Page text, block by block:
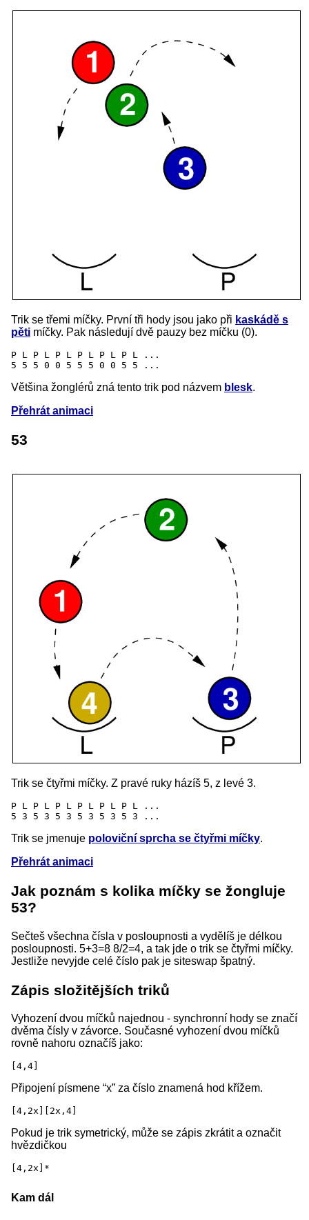
Trik se třemi míčky. První tři hody jsou jako při kaskádě s
pěti míčky. Pak následují dvě pauzy bez míčku (0).
P L P L P L P L P L P L ...
Většina žonglérů zná tento trik pod názvem blesk.
Přehrát animaci
53
Trik se čtyřmi míčky. Z pravé ruky házíš 5, z levé 3.
P L P L P L P L P L P L ...
Trik se jmenuje poloviční sprcha se čtyřmi míčky.
Přehrát animaci
Jak poznám s kolika míčky se žongluje
53?
Sečteš všechna čísla v posloupnosti a vydělíš je délkou
posloupnosti. 5+3=8 8/2=4, a tak jde o trik se čtyřmi míčky.
Jestliže nevyjde celé číslo pak je siteswap špatný.
Zápis složitějších triků
Vyhození dvou míčků najednou - synchronní hody se značí
dvěma čísly v závorce. Současné vyhození dvou míčků
rovně nahoru označíš jako:
Připojení písmene “x” za číslo znamená hod křížem.
Pokud je trik symetrický, může se zápis zkrátit a označit
hvězdičkou
Kam dál